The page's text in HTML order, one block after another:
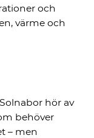
och
värme och
hör av
behöver
– men